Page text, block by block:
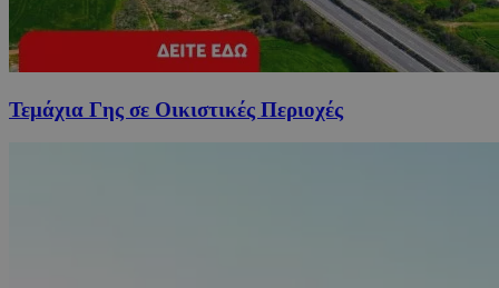
Τεμάχια Γης σε Οικιστικές Περιοχές